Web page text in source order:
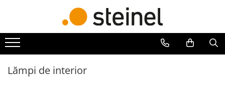
Lămpi
Lampi RGB - 24V
Senzori
Senzori de miscare
Scule
Pistoale de lipit
Lămpi de interior